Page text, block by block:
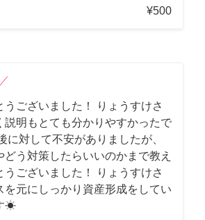
¥500
うございました！ りょうすけさ
説明もとても分かりやすかったで
に対して不安がありましたが、
どう対策したらいいのかまで教え
うございました！ りょうすけさ
を元にしっかり資産形成をしてい
☀︎